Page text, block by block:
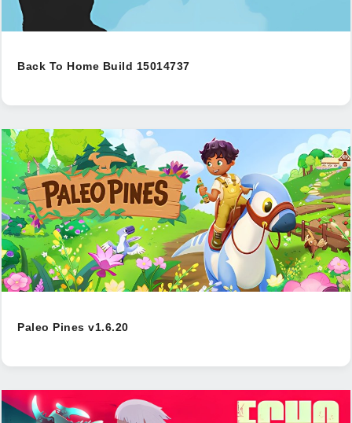
Back To Home Build 15014737
Paleo Pines v1.6.20